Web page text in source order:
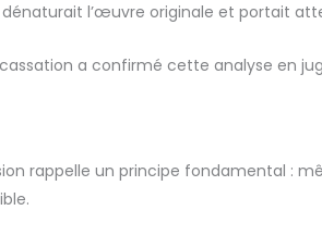
l’œuvre originale et portait
a confirmé cette analyse en
rappelle un principe fondamental :